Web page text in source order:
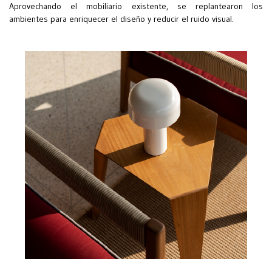
Aprovechando el mobiliario existente, se replantearon los
ambientes para enriquecer el diseño y reducir el ruido visual.